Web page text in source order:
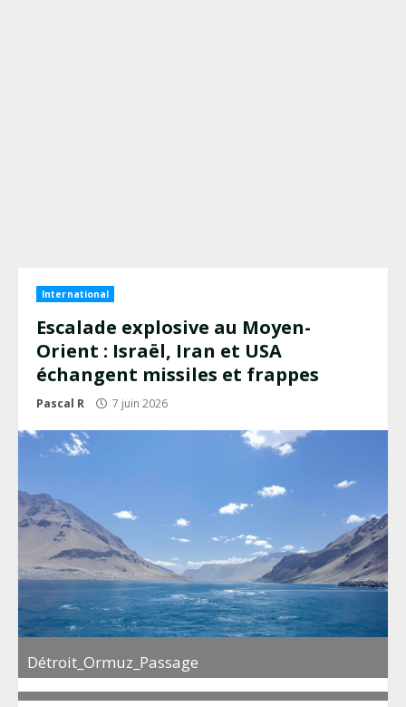
International
Escalade explosive au Moyen-
Orient : Israël, Iran et USA
échangent missiles et frappes
Pascal R 7 juin 2026
Détroit_Ormuz_Passage